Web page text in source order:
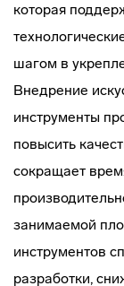
которая
шагом в
Внедрение
инструменты
повысить
сокращает
занимаемой
инструментов
разработки,